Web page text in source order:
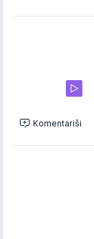
Komentariši